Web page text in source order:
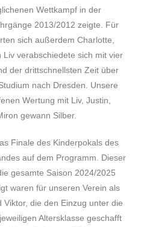
Wettkampf in der
2013/2012 zeigte. Für
sich außerdem Charlotte,
verabschiedete sich mit vier
der drittschnellsten Zeit über
nach Dresden. Unsere
Wertung mit Liv, Justin,
gewann Silber.
Finale des Kinderpokals des
auf dem Programm. Dieser
gesamte Saison 2024/2025
waren für unseren Verein als
die den Einzug unter die
Altersklasse geschafft